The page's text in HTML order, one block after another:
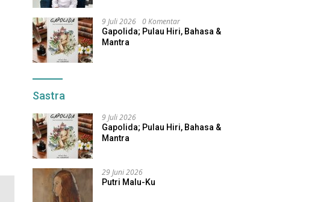
9 Juli 2026 0 Komentar
Gapolida; Pulau Hiri, Bahasa &
Mantra
Sastra
9 Juli 2026
Gapolida; Pulau Hiri, Bahasa &
Mantra
29 Juni 2026
Putri Malu-Ku